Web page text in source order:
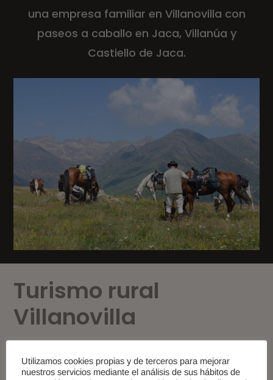
una empresa familiar en Villanovilla con
paseos a caballo en Jaca, Villanúa y
Castiello de Jaca.
Turismo rural
Villanovilla
Casa rural en el Pirineo aragonés, situada en
Utilizamos cookies propias y de terceros para mejorar
nuestros servicios mediante el análisis de sus hábitos de